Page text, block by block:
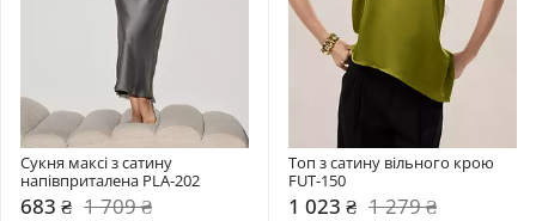
Сукня максі з сатину
напівприталена PLA-202
683 ₴ 1 709 ₴
Топ з сатину вільного крою
FUT-150
1 023 ₴ 1 279 ₴